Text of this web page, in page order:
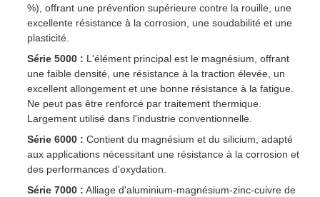
%), offrant une prévention supérieure contre la rouille, une
excellente résistance à la corrosion, une soudabilité et une
plasticité.
Série 5000 : L'élément principal est le magnésium, offrant
une faible densité, une résistance à la traction élevée, un
excellent allongement et une bonne résistance à la fatigue.
Ne peut pas être renforcé par traitement thermique.
Largement utilisé dans l'industrie conventionnelle.
Série 6000 : Contient du magnésium et du silicium, adapté
aux applications nécessitant une résistance à la corrosion et
des performances d'oxydation.
Série 7000 : Alliage d'aluminium-magnésium-zinc-cuivre de